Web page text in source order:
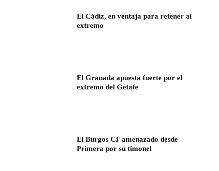
El Cádiz, en ventaja para retener al
extremo
El Granada apuesta fuerte por el
extremo del Getafe
El Burgos CF amenazado desde
Primera por su timonel